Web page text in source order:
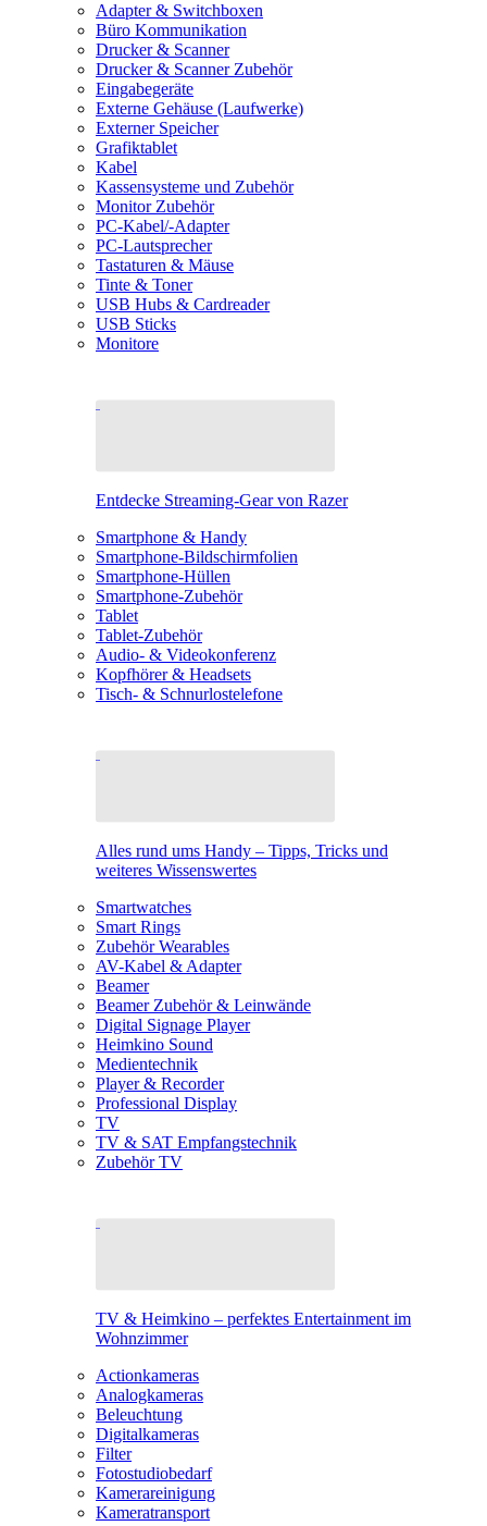
Adapter & Switchboxen
Büro Kommunikation
Drucker & Scanner
Drucker & Scanner Zubehör
Eingabegeräte
Externe Gehäuse (Laufwerke)
Externer Speicher
Grafiktablet
Kabel
Kassensysteme und Zubehör
Monitor Zubehör
PC-Kabel/-Adapter
PC-Lautsprecher
Tastaturen & Mäuse
Tinte & Toner
USB Hubs & Cardreader
USB Sticks
Monitore
Entdecke Streaming-Gear von Razer
Smartphone & Handy
Smartphone-Bildschirmfolien
Smartphone-Hüllen
Smartphone-Zubehör
Tablet
Tablet-Zubehör
Audio- & Videokonferenz
Kopfhörer & Headsets
Tisch- & Schnurlostelefone
Alles rund ums Handy – Tipps, Tricks und
weiteres Wissenswertes
Smartwatches
Smart Rings
Zubehör Wearables
AV-Kabel & Adapter
Beamer
Beamer Zubehör & Leinwände
Digital Signage Player
Heimkino Sound
Medientechnik
Player & Recorder
Professional Display
TV
TV & SAT Empfangstechnik
Zubehör TV
TV & Heimkino – perfektes Entertainment im
Wohnzimmer
Actionkameras
Analogkameras
Beleuchtung
Digitalkameras
Filter
Fotostudiobedarf
Kamerareinigung
Kameratransport